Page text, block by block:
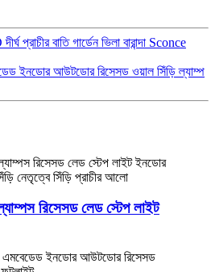
প্রাচীর বাতি গার্ডেন ভিলা বারান্দা Sconce
ইনডোর আউটডোর রিসেসড ওয়াল সিঁড়ি ল্যাম্প
রিসেসড লেড স্টেপ লাইট